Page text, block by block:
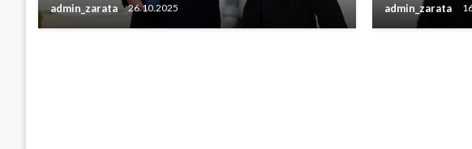
admin_zarata 26.10.2025 admin_zarata